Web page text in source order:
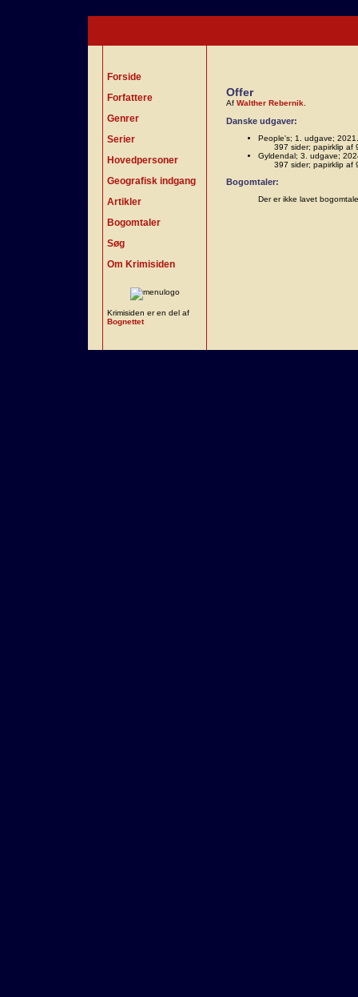
Forside
Forfattere
Genrer
Serier
Hovedpersoner
Geografisk indgang
Artikler
Bogomtaler
Søg
Om Krimisiden
Krimisiden er en del af
Bognettet
Offer
Af Walther Rebernik
Danske udgaver:
People's; 1. udgave; 2021.
397 sider; papirklip af
Gyldendal; 3. udgave;
397 sider; papirklip af
Bogomtaler:
Der er ikke lavet